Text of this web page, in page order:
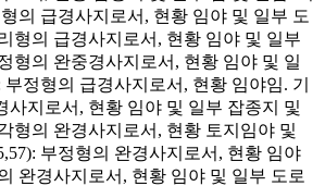
형의 급경사지로서, 현황 임야 및 일부 도
형의 급경사지로서, 현황 임야 및 일부
형의 완중경사지로서, 현황 임야 및 일
부정형의 급경사지로서, 현황 임야임. 기
사지로서, 현황 임야 및 일부 잡종지 및
형의 완경사지로서, 현황 토지임야 및
부정형의 완경사지로서, 현황 임야
완경사지로서, 현황 임야 및 일부 도로